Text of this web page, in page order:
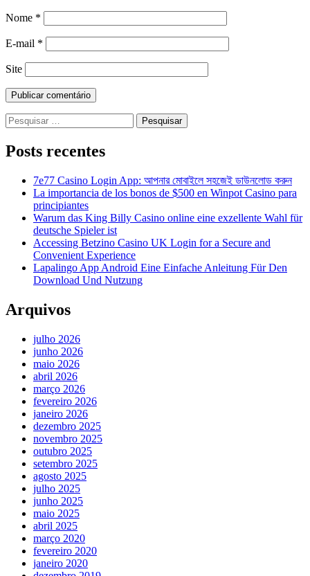
Nome *
E-mail *
Site
Pesquisar
por:
Posts recentes
7e77 Casino Login App: আপনার মোবাইলে সহজেই ডাউনলোড করুন
La importancia de los bonos de $500 en Winpot Casino para
principiantes
Warum das King Billy Casino online eine exzellente Wahl für
deutsche Spieler ist
Accessing Betzino Casino UK Login for a Secure and
Convenient Experience
Lapalingo App Android Eine Einfache Anleitung Für Den
Download Und Nutzung
Arquivos
julho 2026
junho 2026
maio 2026
abril 2026
março 2026
fevereiro 2026
janeiro 2026
dezembro 2025
novembro 2025
outubro 2025
setembro 2025
agosto 2025
julho 2025
junho 2025
maio 2025
abril 2025
março 2020
fevereiro 2020
janeiro 2020